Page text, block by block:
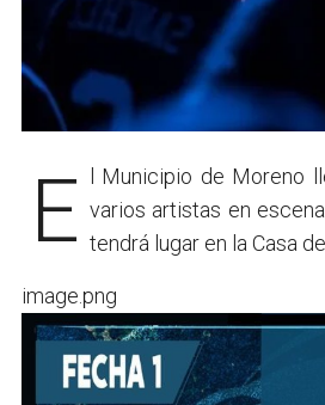
El Municipio de Moreno lleva adelante el inicio de la segunda temporada de la Liga de Freestyle, con varios artistas en
tendrá lugar en la Casa
image.png